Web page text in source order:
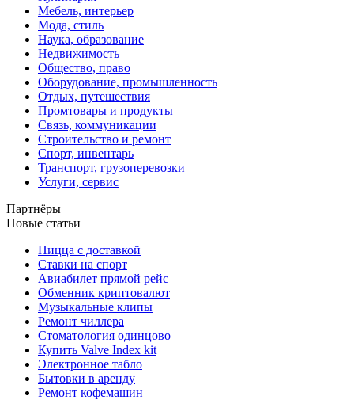
Мебель, интерьер
Мода, стиль
Наука, образование
Недвижимость
Общество, право
Оборудование, промышленность
Отдых, путешествия
Промтовары и продукты
Связь, коммуникации
Строительство и ремонт
Спорт, инвентарь
Транспорт, грузоперевозки
Услуги, сервис
Партнёры
Новые статьи
Пицца с доставкой
Ставки на спорт
Авиабилет прямой рейс
Обменник криптовалют
Музыкальные клипы
Ремонт чиллера
Стоматология одинцово
Купить Valve Index kit
Электронное табло
Бытовки в аренду
Ремонт кофемашин